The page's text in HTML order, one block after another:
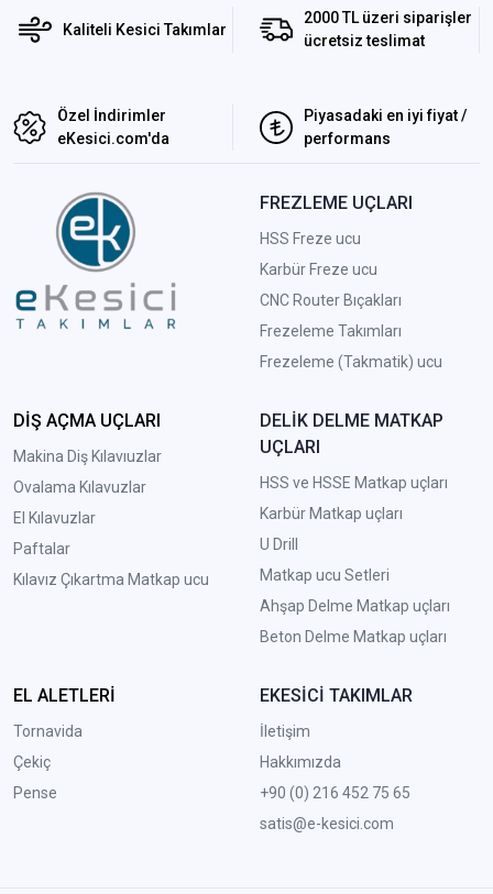
Kaliteli Kesici Takımlar
2000 TL üzeri siparişler
ücretsiz teslimat
Özel İndirimler
eKesici.com'da
Piyasadaki en iyi fiyat /
performans
FREZLEME UÇLARI
HSS Freze ucu
Karbür Freze ucu
CNC Router Bıçakları
Frezeleme Takımları
Frezeleme (Takmatik) ucu
DİŞ AÇMA UÇLARI
Makina Diş Kılavıuzlar
Ovalama Kılavuzlar
El Kılavuzlar
Paftalar
Kılavız Çıkartma Matkap ucu
DELİK DELME MATKAP
UÇLARI
HSS ve HSSE Matkap uçları
Karbür Matkap uçları
U Drill
Matkap ucu Setleri
Ahşap Delme Matkap uçları
Beton Delme Matkap uçları
EL ALETLERİ
Tornavida
Çekiç
Pense
EKESİCİ TAKIMLAR
İletişim
Hakkımızda
+90 (0) 216 452 75 65
satis@e-kesici.com